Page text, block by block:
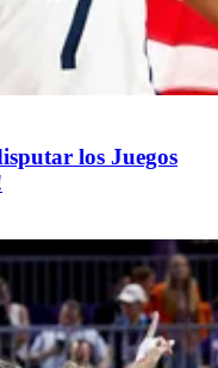
los Juegos